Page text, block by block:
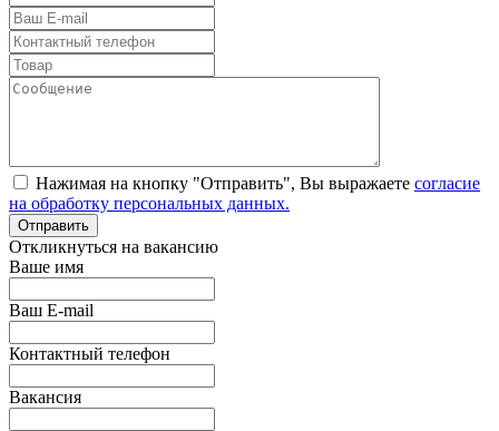
Нажимая на кнопку "Отправить", Вы выражаете согласие
на обработку персональных данных.
Откликнуться на вакансию
Ваше имя
Ваш E-mail
Контактный телефон
Вакансия